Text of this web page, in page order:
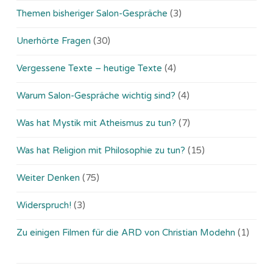
Themen bisheriger Salon-Gespräche (3)
Unerhörte Fragen (30)
Vergessene Texte – heutige Texte (4)
Warum Salon-Gespräche wichtig sind? (4)
Was hat Mystik mit Atheismus zu tun? (7)
Was hat Religion mit Philosophie zu tun? (15)
Weiter Denken (75)
Widerspruch! (3)
Zu einigen Filmen für die ARD von Christian Modehn (1)